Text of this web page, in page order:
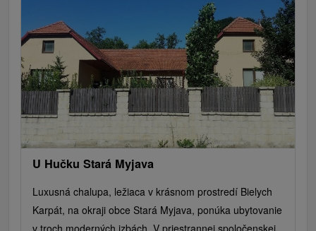
U Hučku Stará Myjava
Luxusná chalupa, ležiaca v krásnom prostredí Bielych
Karpát, na okraji obce Stará Myjava, ponúka ubytovanie